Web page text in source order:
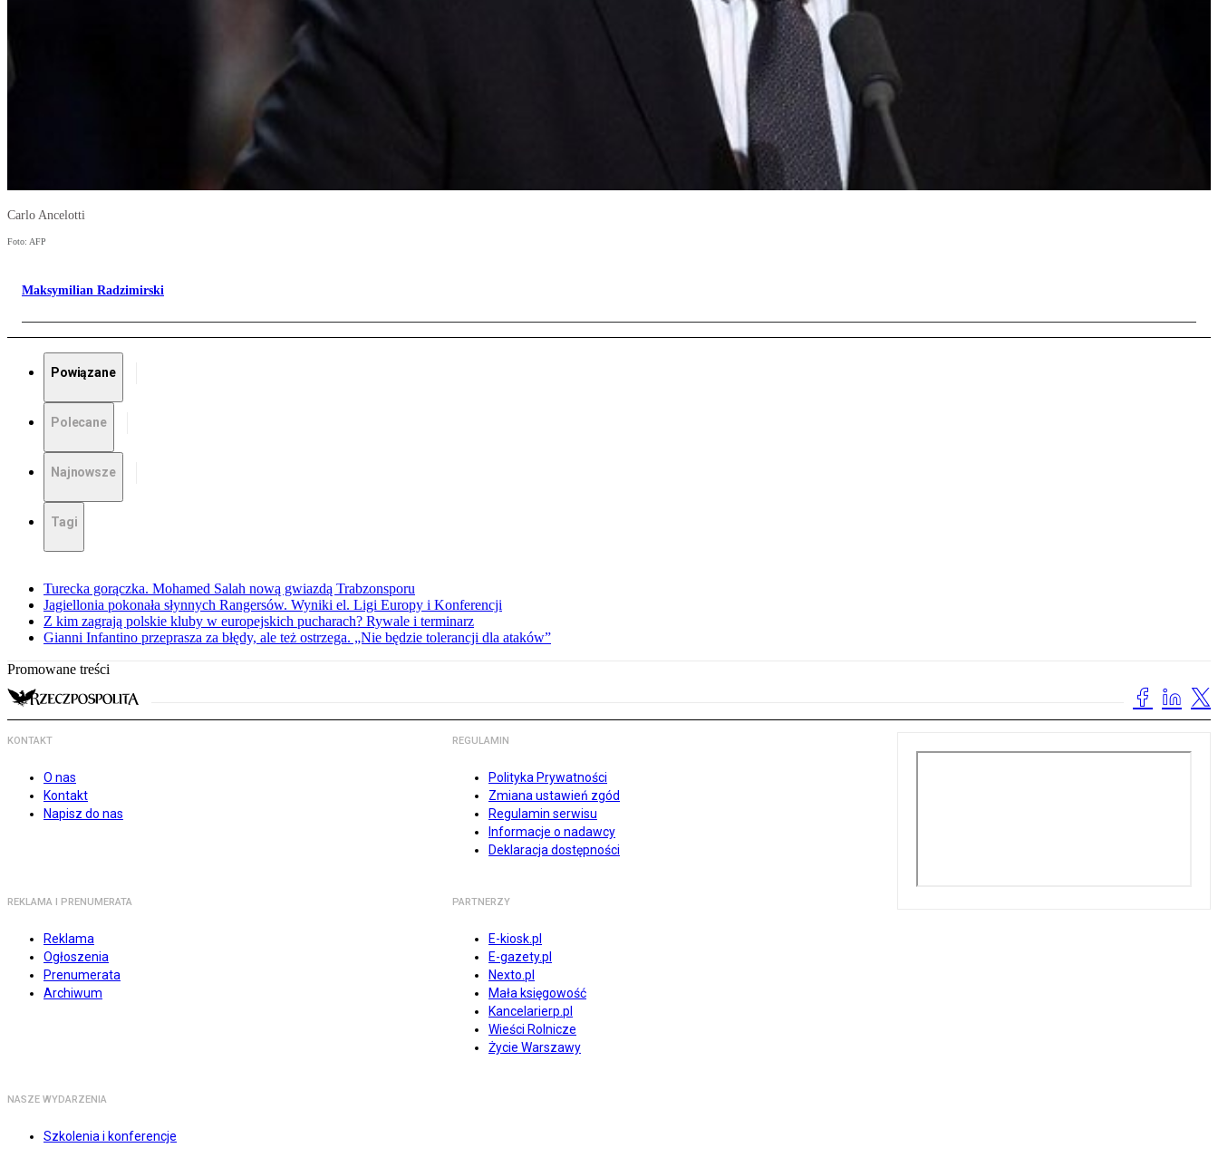
Carlo Ancelotti
Foto: AFP
Maksymilian Radzimirski
Powiązane
Polecane
Najnowsze
Tagi
Turecka gorączka. Mohamed Salah nową gwiazdą Trabzonsporu
Jagiellonia pokonała słynnych Rangersów. Wyniki el. Ligi Europy i Konferencji
Z kim zagrają polskie kluby w europejskich pucharach? Rywale i terminarz
Gianni Infantino przeprasza za błędy, ale też ostrzega. „Nie będzie tolerancji dla ataków”
Promowane treści
KONTAKT
O nas
Kontakt
Napisz do nas
REGULAMIN
Polityka Prywatności
Zmiana ustawień zgód
Regulamin serwisu
Informacje o nadawcy
Deklaracja dostępności
REKLAMA I PRENUMERATA
Reklama
Ogłoszenia
Prenumerata
Archiwum
PARTNERZY
E-kiosk.pl
E-gazety.pl
Nexto.pl
Mała księgowość
Kancelarierp.pl
Wieści Rolnicze
Życie Warszawy
NASZE WYDARZENIA
Szkolenia i konferencje